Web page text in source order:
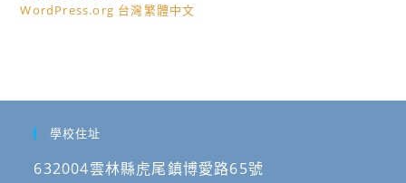
WordPress.org 台灣繁體中文
學校住址
632004雲林縣虎尾鎮博愛路65號